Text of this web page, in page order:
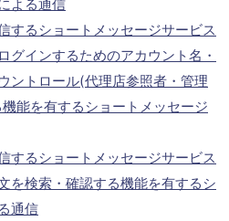
よる通信
するショートメッセージサービス
グインするためのアカウント名・
ントロール(代理店参照者・管理
能を有するショートメッセージ
するショートメッセージサービス
を検索・確認する機能を有するシ
通信